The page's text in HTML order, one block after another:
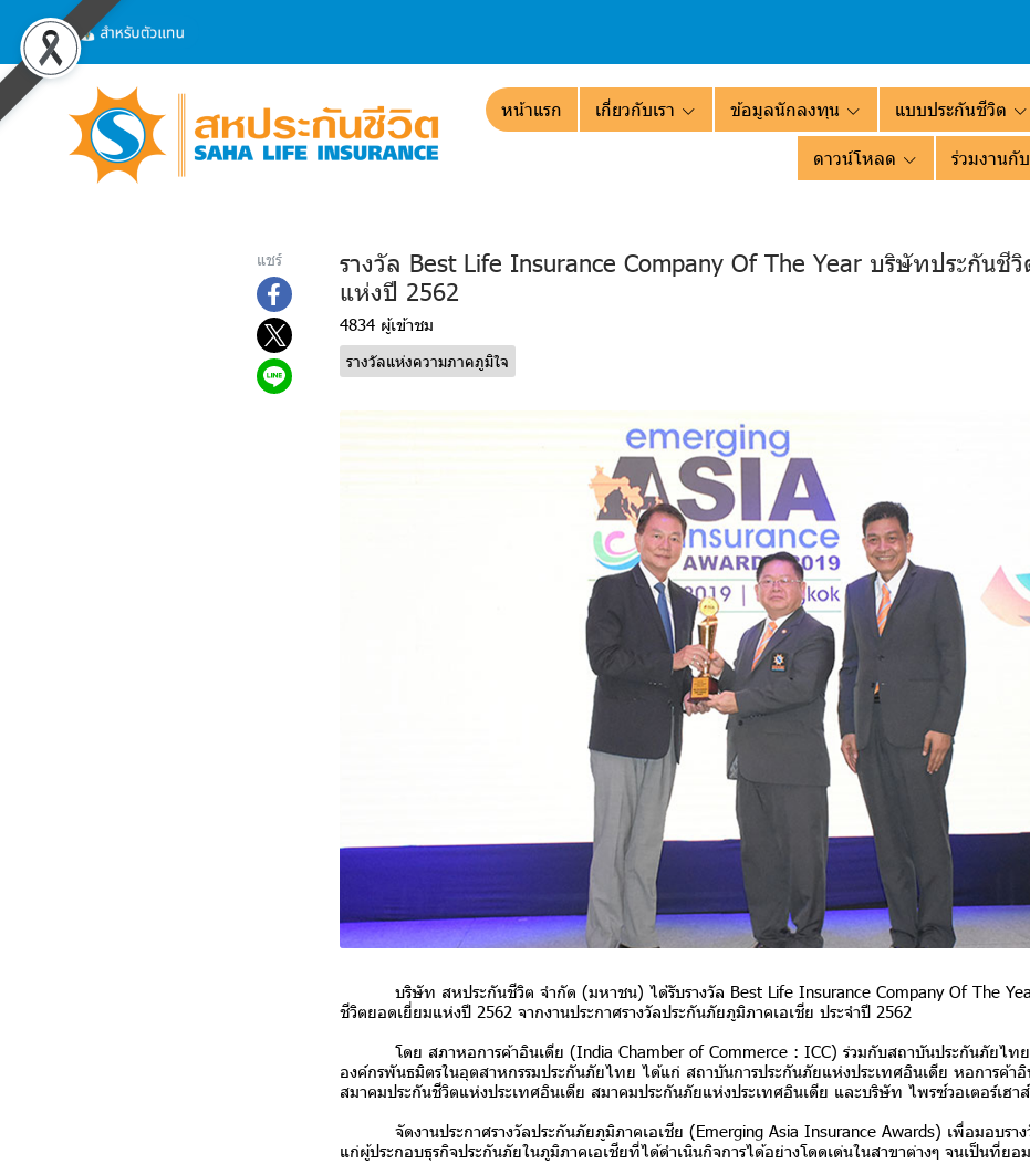
หน้าแรก เกี่ยวกับเรา ข้อมูลนักลงทุน แบบประกันชีวิต
ดาวน์โหลด ร่วมงานกับ
แชร์
รางวัล Best Life Insurance Company Of The Year บริษัทประกันชี
แห่งปี 2562
4834 ผู้เข้าชม
รางวัลแห่งความภาคภูมิใจ
บริษัท สหประกันชีวิต จำกัด (มหาชน) ได้รับรางวัล Best Life Insurance Company Of The
ชีวิตยอดเยี่ยมแห่งปี 2562 จากงานประกาศรางวัลประกันภัยภูมิภาคเอเชีย ประจำปี 2562
โดย สภาหอการค้าอินเดีย (India Chamber of Commerce : ICC) ร่วมกับสถาบันประกันภัยไท
องค์กรพันธมิตรในอุตสาหกรรมประกันภัยไทย ได้แก่ สถาบันการประกันภัยแห่งประเทศอินเดีย หอการค้า
สมาคมประกันชีวิตแห่งประเทศอินเดีย สมาคมประกันภัยแห่งประเทศอินเดีย และบริษัท ไพรซ์วอเตอร์เฮา
จัดงานประกาศรางวัลประกันภัยภูมิภาคเอเชีย (Emerging Asia Insurance Awards) เพื่อมอบราง
แก่ผู้ประกอบธุรกิจประกันภัยในภูมิภาคเอเชียที่ได้ดำเนินกิจการได้อย่างโดดเด่นในสาขาต่างๆ จนเป็นที่ยอ